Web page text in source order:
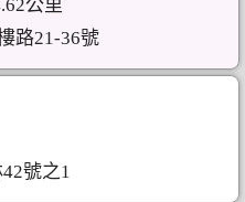
公里
路21-36號
號之1